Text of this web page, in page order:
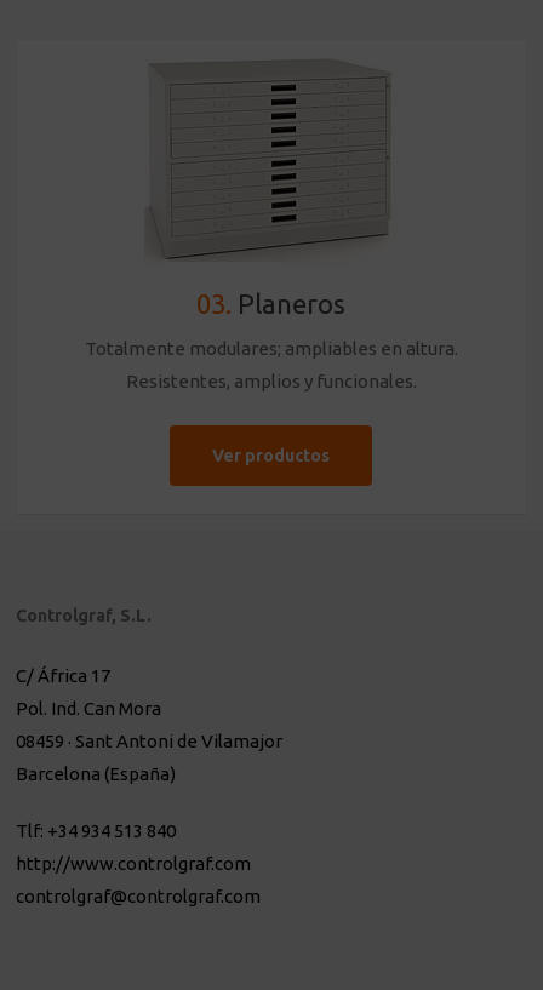
03. Planeros
Totalmente modulares; ampliables en altura.
Resistentes, amplios y funcionales.
Ver productos
Controlgraf, S.L.
C/ África 17
Pol. Ind. Can Mora
08459 · Sant Antoni de Vilamajor
Barcelona (España)
Tlf: +34 934 513 840
http://www.controlgraf.com
controlgraf@controlgraf.com